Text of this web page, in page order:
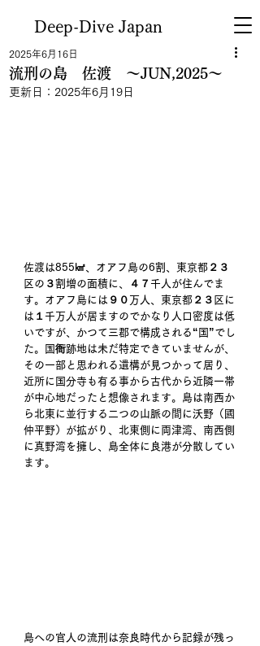
Deep-Dive Japan
流刑の島 佐渡 ～JUN,2025～
2025年6月16日
更新日： 2025年6月19日
佐渡は855㎢、オアフ島の6割、東京都２３
区の３割増の面積に、４７千人が住んでま
す。オアフ島には９０万人、東京都２３区に
は１千万人が居ますのでかなり人口密度は低
いですが、かつて三郡で構成される“国”でし
た。国衙跡地は未だ特定できていませんが、
その一部と思われる遺構が見つかって居り、
近所に国分寺も有る事から古代から近隣一帯
が中心地だったと想像されます。島は南西か
ら北東に並行する二つの山脈の間に沃野（國
仲平野）が拡がり、北東側に両津湾、南西側
に真野湾を擁し、島全体に良港が分散してい
ます。
島への官人の流刑は奈良時代から記録が残っ